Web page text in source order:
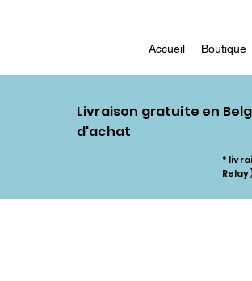
Accueil Boutique
Livraison gratuite en
d'achat
*